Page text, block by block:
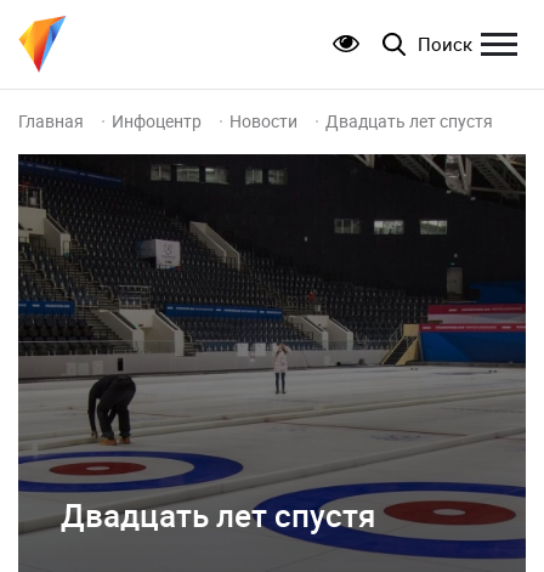
Поиск
Главная Инфоцентр Новости Двадцать лет спустя
Двадцать лет спустя